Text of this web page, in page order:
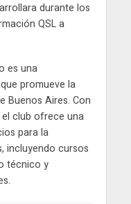
durante los
QSL a
es una
promueve la
Buenos Aires. Con
club ofrece una
para la
incluyendo cursos
técnico y